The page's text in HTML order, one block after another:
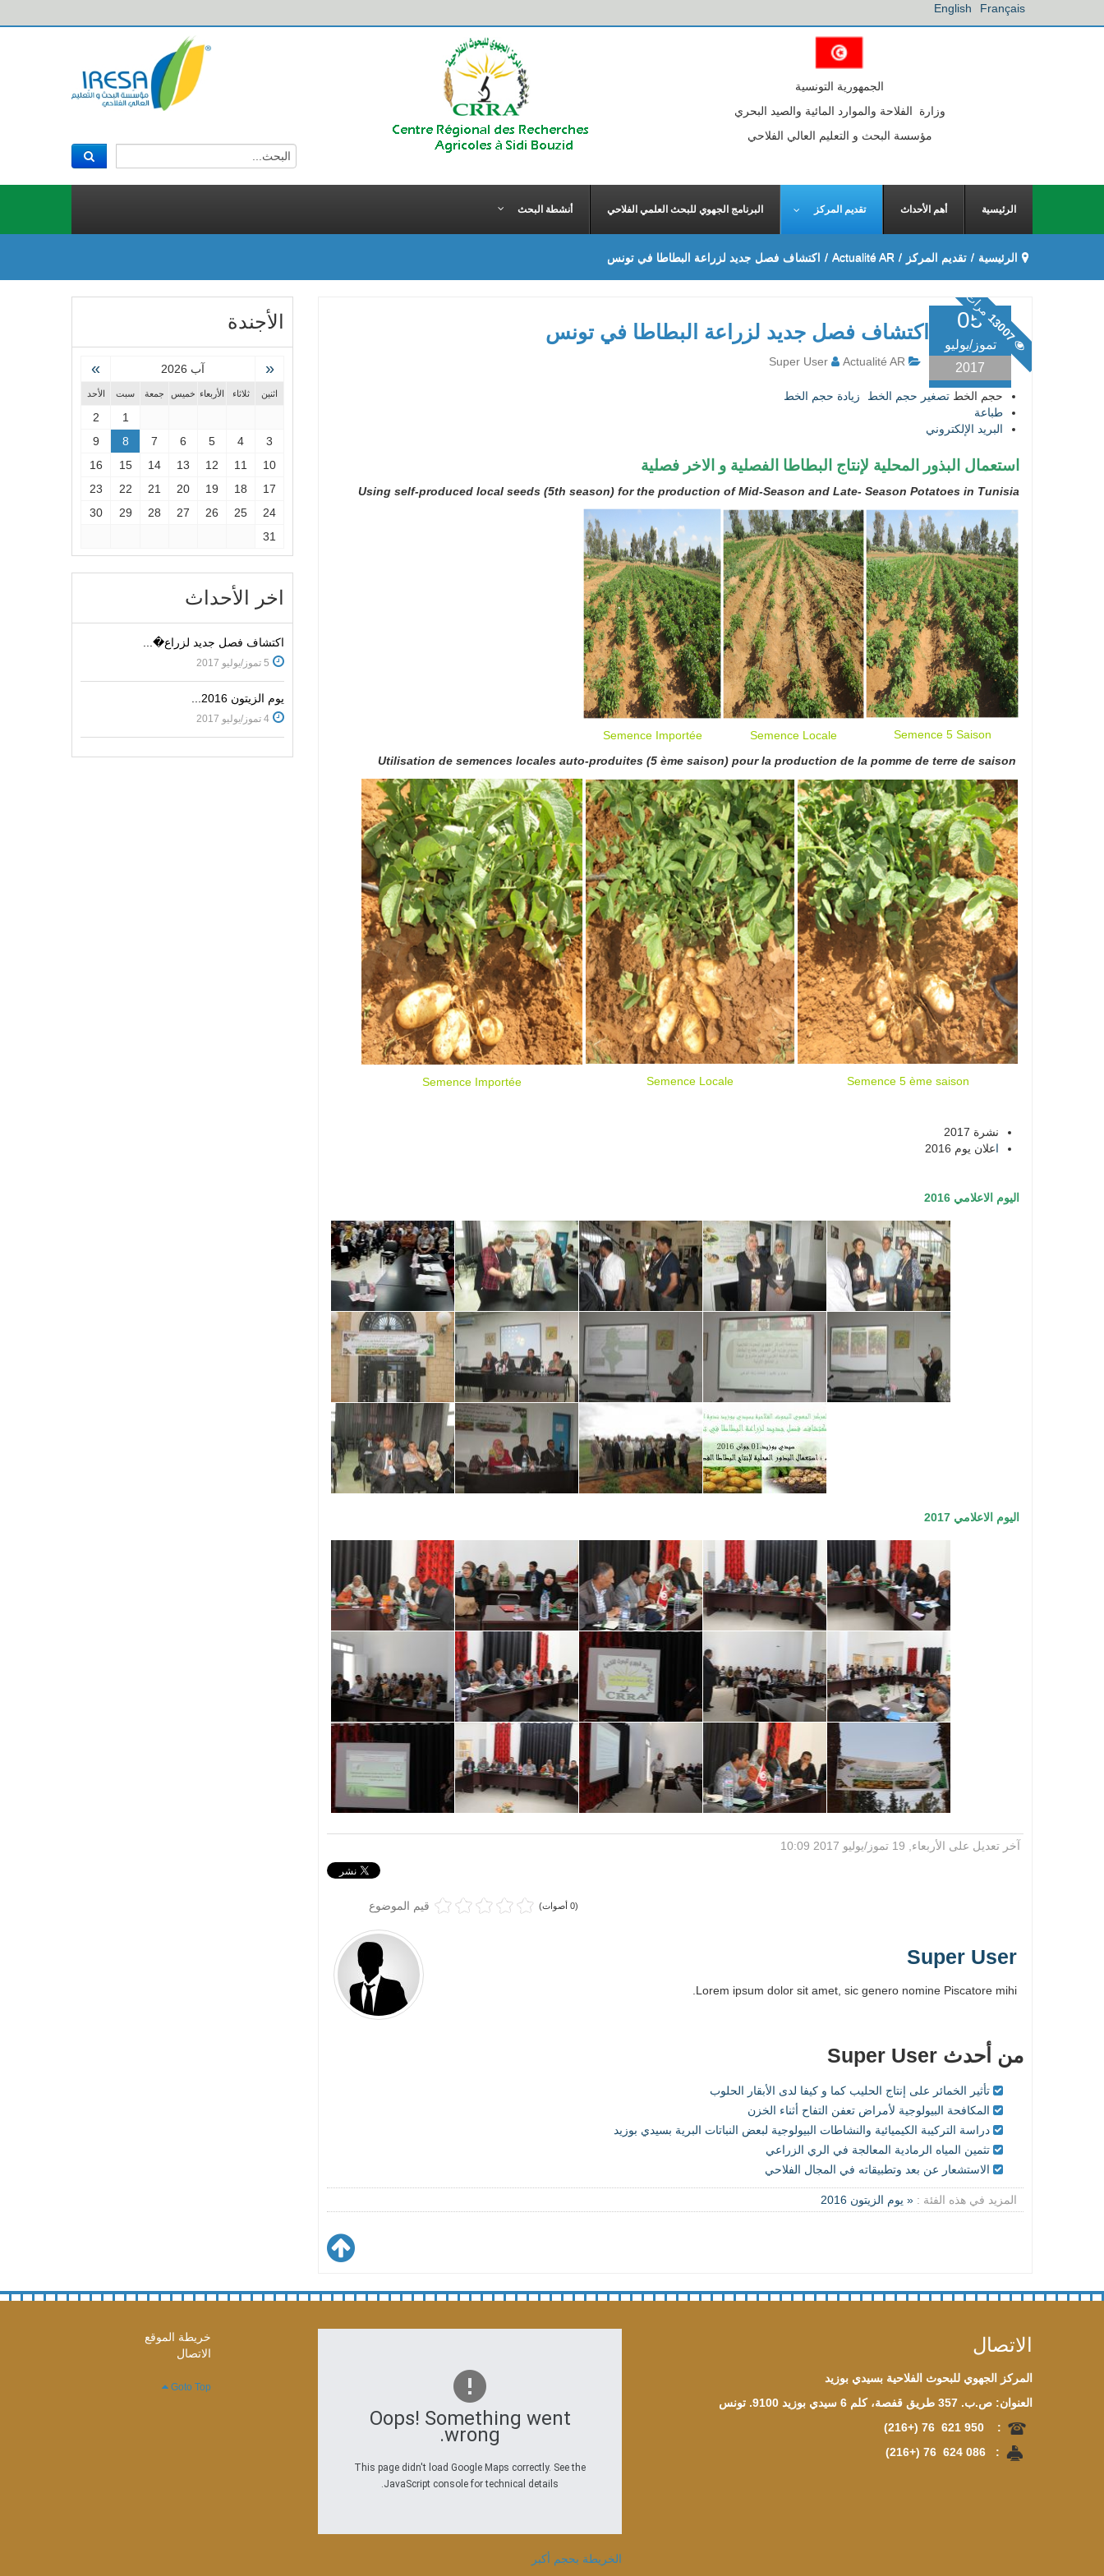
Français
English
الجمهورية التونسية
وزارة الفلاحة والموارد المائية والصيد البحري
مؤسسة البحث و التعليم العالي الفلاحي
الرئيسية أهم الأحداث تقديم المركز البرنامج الجهوي للبحث العلمي الفلاحي أنشطة البحث
الرئيسية / تقديم المركز /
Actualité AR
/ اكتشاف فصل جديد لزراعة البطاطا في تونس
05
تموز/يوليو
2017
اكتشاف فصل جديد لزراعة البطاطا في تونس
Actualité AR
Super User
13007
مرات
حجم الخط تصغير حجم الخط
زيادة حجم الخط
طباعة
البريد الإلكتروني
استعمال البذور المحلية لإنتاج البطاطا الفصلية و الاخر فصلية
Using self-produced local seeds (5th season) for the production of Mid-Season and Late- Season Potatoes in Tunisia
Semence 5 Saison
Semence Locale
Semence Importée
Semence 5 ème saison
Semence Locale
Semence Importée
نشرة 2017
اعلان يوم 2016
اليوم الاعلامي 2016
اليوم الاعلامي 2017
آخر تعديل على الأربعاء, 19 تموز/يوليو 2017 10:09
قيم الموضوع (0 أصوات)
Super User
Lorem ipsum dolor sit amet, sic genero nomine Piscatore mihi.
من أحدث Super User
تأثير الخمائر على إنتاج الحليب كما و كيفا لدى الأبقار الحلوب
المكافحة البيولوجية لأمراض تعفن التفاح أثناء الخزن
دراسة التركيبة الكيميائية والنشاطات البيولوجية لبعض النباتات البرية بسيدي بوزيد
تثمين المياه الرمادية المعالجة في الري الزراعي
الاستشعار عن بعد وتطبيقاته في المجال الفلاحي
المزيد في هذه الفئة : « يوم الزيتون 2016
الأجندة
« آب 2026 »
اثنين ثلاثاء الأربعاء خميس جمعة سبت الأحد
1
2
3
4
5
6
7
8
9
10
11
12
13
14
15
16
17
18
19
20
21
22
23
24
25
26
27
28
29
30
31
اخر الأحداث
اكتشاف فصل جديد لزراع�...
يوم الزيتون 2016...
الاتصال
المركز الجهوي للبحوث الفلاحية بسيدي بوزيد
العنوان: ص.ب. 357 طريق قفصة، كلم 6 سيدي بوزيد 9100. تونس
:
621 950
76
(+216)
:
624 086
76
(+216)
Oops! Something went
wrong.
This page didn't load Google Maps correctly. See the
JavaScript console for technical details.
الخريطة بحجم أكبر
خريطة الموقع
الاتصال
Goto Top